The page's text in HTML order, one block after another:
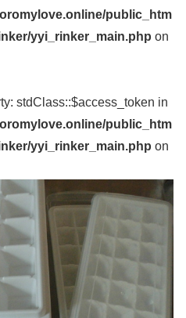
public_htm
yyi_rinker_main.php on
stdClass::$access_token in
public_htm
yyi_rinker_main.php on